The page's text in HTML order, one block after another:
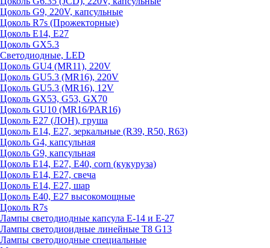
Цоколь G9, 220V, капсульные
Цоколь R7s (Прожекторные)
Цоколь E14, E27
Цоколь GX5.3
Светодиодные, LED
Цоколь GU4 (MR11), 220V
Цоколь GU5.3 (MR16), 220V
Цоколь GU5.3 (MR16), 12V
Цоколь GX53, G53, GX70
Цоколь GU10 (MR16/PAR16)
Цоколь Е27 (ЛОН), груша
Цоколь Е14, Е27, зеркальные (R39, R50, R63)
Цоколь G4, капсульная
Цоколь G9, капсульная
Цоколь Е14, Е27, Е40, corn (кукуруза)
Цоколь Е14, Е27, свеча
Цоколь Е14, Е27, шар
Цоколь Е40, Е27 высокомощные
Цоколь R7s
Лампы светодиодные капсула Е-14 и Е-27
Лампы светодиоидные линейные T8 G13
Лампы светодиодные специальные